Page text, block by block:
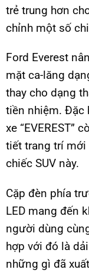
trẻ trung hơn
chỉnh một số
Ford Everest
mặt ca-lăng
thay cho dạng
tiền nhiệm. Đặc
xe “EVEREST”
tiết trang trí mới
chiếc SUV này.
Cặp đèn phía
LED mang đến
người dùng
hợp với đó là
những gì đã